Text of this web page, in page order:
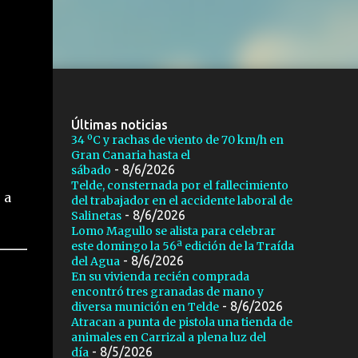
a
Últimas noticias
34 ºC y rachas de viento de 70 km/h en
Gran Canaria hasta el
sábado - 8/6/2026
Telde, consternada por el fallecimiento
del trabajador en el accidente laboral de
Salinetas- 8/6/2026
Lomo Magullo se alista para celebrar
este domingo la 56ª edición de la Traída
del Agua - 8/6/2026
En su vivienda recién comprada
encontró tres granadas de mano y
diversa munición en Telde- 8/6/2026
Atracan a punta de pistola una tienda de
animales en Carrizal a plena luz del
día - 8/5/2026